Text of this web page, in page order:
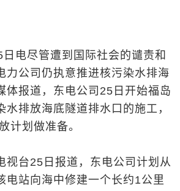
电尽管遭到国际社会的谴责和
力公司仍执意推进核污染水排海
体报道，东电公司25日开始福岛
水排放海底隧道排水口的施工，
计划做准备。
视台25日报道，东电公司计划从
电站向海中修建一个长约1公里